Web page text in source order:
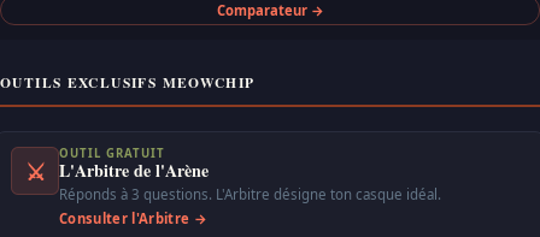
Comparateur →
OUTILS EXCLUSIFS MEOWCHIP
⚔
OUTIL GRATUIT
L'Arbitre de l'Arène
Réponds à 3 questions. L'Arbitre désigne ton casque idéal.
Consulter l'Arbitre →